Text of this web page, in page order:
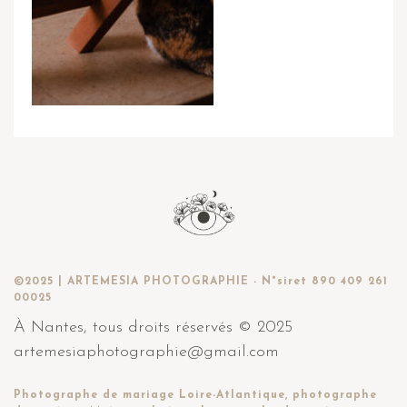
©2025 | ARTEMESIA PHOTOGRAPHIE - N°siret 890 409 261
00025
À Nantes, tous droits réservés © 2025
artemesiaphotographie@gmail.com
Photographe de mariage Loire-Atlantique, photographe